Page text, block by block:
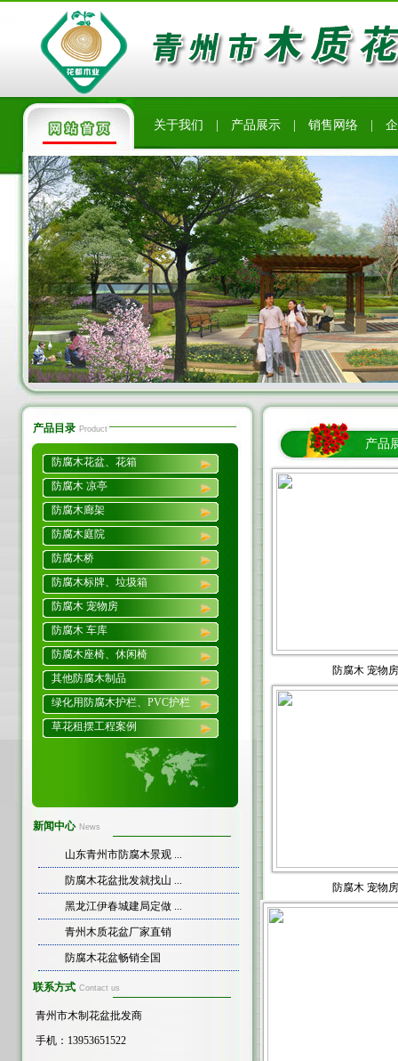
关于我们 产品展示 销售网络
产品目录 Product
防腐木花盆、花箱
防腐木 凉亭
防腐木廊架
防腐木庭院
防腐木桥
防腐木标牌、垃圾箱
防腐木 宠物房
防腐木 车库
防腐木座椅、休闲椅
其他防腐木制品
绿化用防腐木护栏、PVC护栏
草花租摆工程案例
新闻中心 News
山东青州市防腐木景观 ...
防腐木花盆批发就找山 ...
黑龙江伊春城建局定做 ...
青州木质花盆厂家直销
防腐木花盆畅销全国
联系方式 Contact us
青州市木制花盆批发商
手机：13953651522
产品
防腐木 宠物房
防腐木 宠物房